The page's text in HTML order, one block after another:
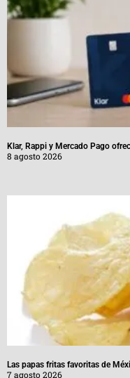
Klar, Rappi y Mercado Pago
8 agosto 2026
Las papas fritas favoritas de
7 agosto 2026